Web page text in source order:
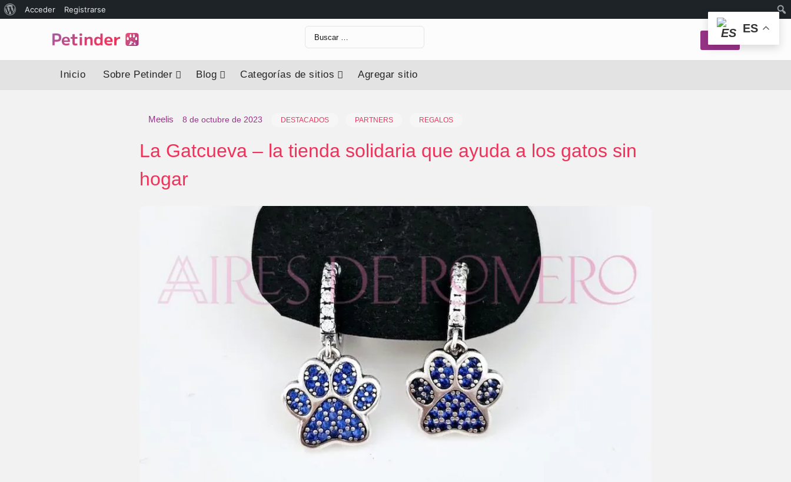
Acerca
WordPress
Acceder Registrarse
Buscar:
Inicio Sobre Petinder Blog Categorías de sitios Agregar sitio
Meelis 8 de octubre de 2023 DESTACADOS PARTNERS REGALOS
La Gatcueva – la tienda solidaria que ayuda a los gatos sin
hogar
ES